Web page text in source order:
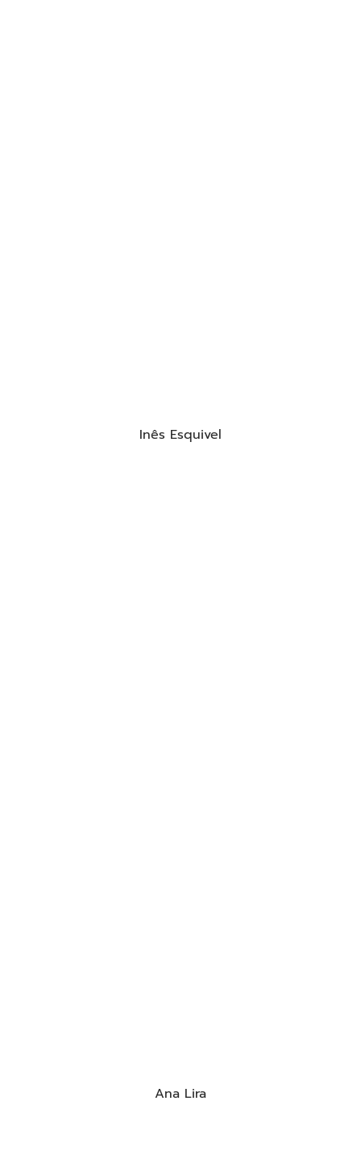
Inês Esquivel
Ana Lira